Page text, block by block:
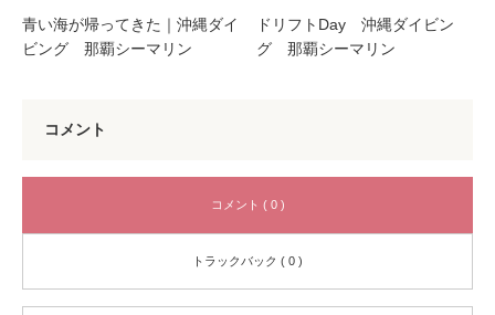
青い海が帰ってきた｜沖縄ダイ
ビング 那覇シーマリン
ドリフトDay 沖縄ダイビン
グ 那覇シーマリン
コメント
コメント ( 0 )
トラックバック ( 0 )